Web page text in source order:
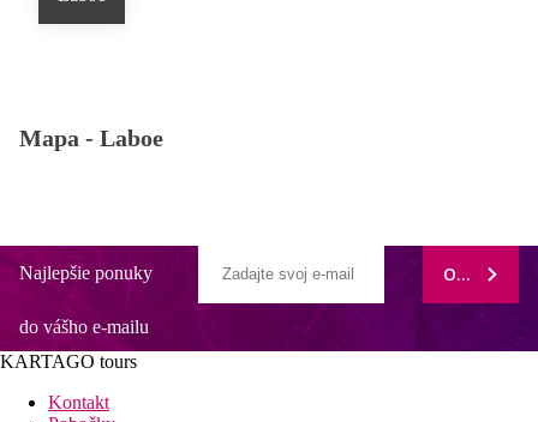
Mapa - Laboe
Najlepšie ponuky
do vášho e-mailu
ODOBERAŤ
KARTAGO tours
Kontakt